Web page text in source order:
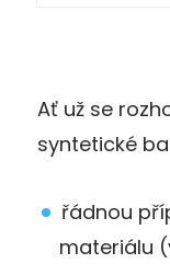
Ať už se
syntetické
řádnou
materiálu